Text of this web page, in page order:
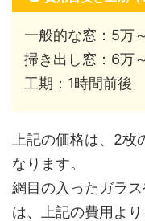
一般的な窓：5万
掃き出し窓：6万
工期：1時間前後
上記の価格は、2
なります。
網目の入ったガラ
は、上記の費用より